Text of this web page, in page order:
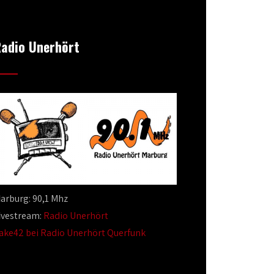
Unerhört
90,1 Mhz
Radio Unerhört
bei Radio Unerhört Querfunk